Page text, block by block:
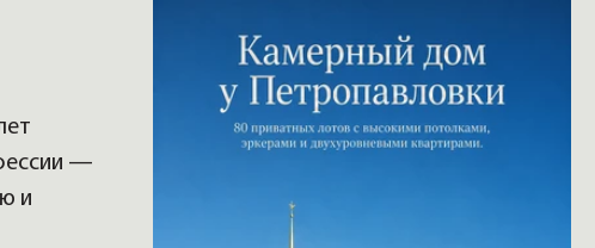
—
и